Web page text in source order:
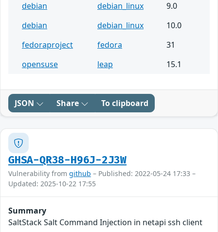
debian
debian_linux
9.0
debian
debian_linux
10.0
fedoraproject
fedora
31
opensuse
leap 15.1
JSON Share To clipboard
GHSA-QR38-H96J-2J3W
Vulnerability from github – Published: 2022-05-24 17:33 –
Updated: 2025-10-22 17:55
Summary
SaltStack Salt Command Injection in netapi ssh client